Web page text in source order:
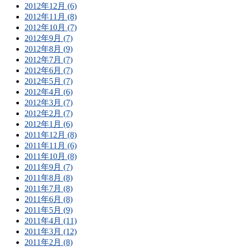
2012年12月 (6)
2012年11月 (8)
2012年10月 (7)
2012年9月 (7)
2012年8月 (9)
2012年7月 (7)
2012年6月 (7)
2012年5月 (7)
2012年4月 (6)
2012年3月 (7)
2012年2月 (7)
2012年1月 (6)
2011年12月 (8)
2011年11月 (6)
2011年10月 (8)
2011年9月 (7)
2011年8月 (8)
2011年7月 (8)
2011年6月 (8)
2011年5月 (9)
2011年4月 (11)
2011年3月 (12)
2011年2月 (8)